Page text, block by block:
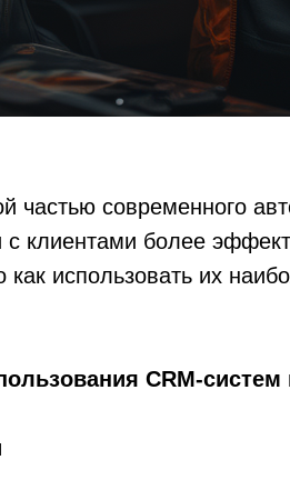
частью современного
клиентами более
использовать их
CRM-систем